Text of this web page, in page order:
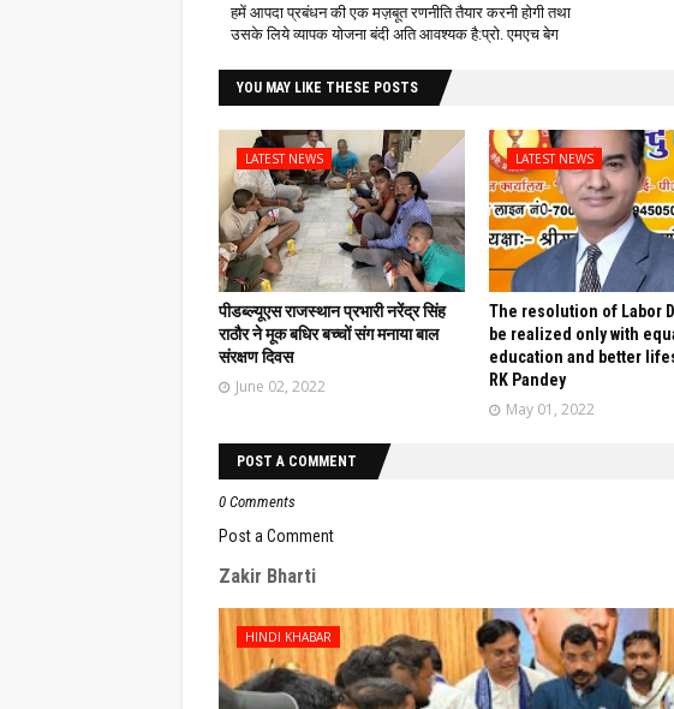
हमें आपदा प्रबंधन की एक मज़बूत रणनीति तैयार करनी होगी तथा
उसके लिये व्यापक योजना बंदी अति आवश्यक है:प्रो. एमएच बेग
YOU MAY LIKE THESE POSTS
LATEST NEWS
पीडब्ल्यूएस राजस्थान प्रभारी नरेंद्र सिंह
राठौर ने मूक बधिर बच्चों संग मनाया बाल
संरक्षण दिवस
June 02, 2022
LATEST NEWS
The resolution of Labor
be realized only with
education and better
RK Pandey
May 01, 2022
POST A COMMENT
0 Comments
Post a Comment
Zakir Bharti
HINDI KHABAR